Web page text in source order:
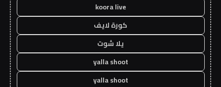
koora live
كورة لايف
يلا شوت
yalla shoot
yalla shoot